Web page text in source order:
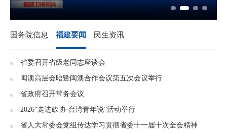
国务院信息 福建要闻 民生资讯
省委召开省级老同志座谈会
闽澳高层会晤暨闽澳合作会议第五次会议举行
省政府召开常务会议
2026“走进政协·台湾青年说”活动举行
省人大常委会党组传达学习贯彻省委十一届十次全会精神